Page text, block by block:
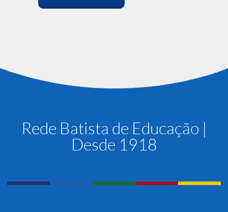
Rede Batista de Educação |
Desde 1918